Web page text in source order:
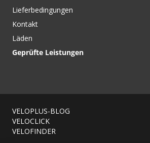
Lieferbedingungen
Kontakt
Läden
Geprüfte Leistungen
VELOPLUS-BLOG
VELOCLICK
VELOFINDER